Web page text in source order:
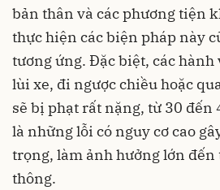
bản thân và các phương tiện
thực hiện các biện pháp này
tương ứng. Đặc biệt, các
lùi xe, đi ngược chiều hoặc
sẽ bị phạt rất nặng, từ 30
là những lỗi có nguy cơ cao
trọng, làm ảnh hưởng lớn
thông.